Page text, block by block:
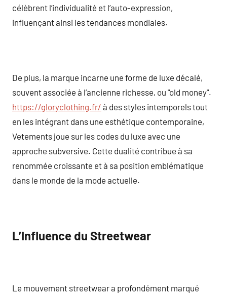
célèbrent l’individualité et l’auto-expression,
influençant ainsi les tendances mondiales.
De plus, la marque incarne une forme de luxe décalé,
souvent associée à l’ancienne richesse, ou "old money".
https://gloryclothing.fr/ à des styles intemporels tout
en les intégrant dans une esthétique contemporaine,
Vetements joue sur les codes du luxe avec une
approche subversive. Cette dualité contribue à sa
renommée croissante et à sa position emblématique
dans le monde de la mode actuelle.
L’Influence du Streetwear
Le mouvement streetwear a profondément marqué